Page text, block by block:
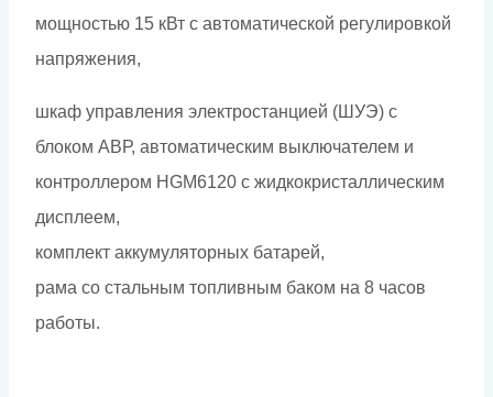
мощностью 15 кВт c автоматической регулировкой
напряжения,
шкаф управления электростанцией (ШУЭ) с
блоком АВР, автоматическим выключателем и
контроллером HGM6120 с жидкокристаллическим
дисплеем,
комплект аккумуляторных батарей,
рама со стальным топливным баком на 8 часов
работы.